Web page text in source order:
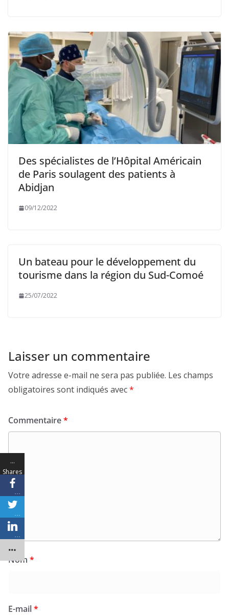
Des spécialistes de l’Hôpital Américain
de Paris soulagent des patients à
Abidjan
09/12/2022
Un bateau pour le développement du
tourisme dans la région du Sud-Comoé
25/07/2022
Laisser un commentaire
Votre adresse e-mail ne sera pas publiée. Les champs
obligatoires sont indiqués avec*
Commentaire*
Nom *
E-mail*
…
Shares